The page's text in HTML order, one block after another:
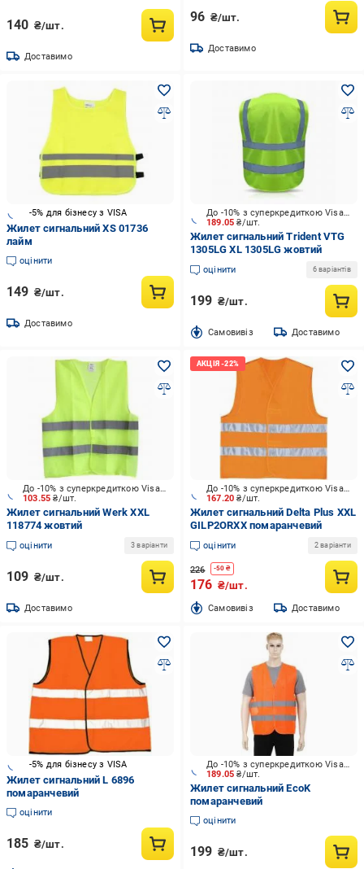
140 ₴/шт.
Доставимо
96 ₴/шт.
Доставимо
-5% для бізнесу з VISA
Жилет сигнальний XS 01736
лайм
оцінити
149 ₴/шт.
Доставимо
189.05₴/шт.
До -10% з суперкредиткою Visa Вигода
Жилет сигнальний Trident VTG
1305LG XL 1305LG жовтий
оцінити 6 варіантів
199 ₴/шт.
Cамовивіз Доставимо
103.55₴/шт.
До -10% з суперкредиткою Visa Вигода
Жилет сигнальний Werk XXL
118774 жовтий
оцінити 3 варіанти
109 ₴/шт.
Доставимо
167.20₴/шт.
До -10% з суперкредиткою Visa Вигода
Жилет сигнальний Delta Plus XXL
GILP2ORXX помаранчевий
оцінити 2 варіанти
226 -50 ₴
176 ₴/шт.
Cамовивіз Доставимо
-5% для бізнесу з VISA
Жилет сигнальний L 6896
помаранчевий
оцінити
185 ₴/шт.
189.05₴/шт.
До -10% з суперкредиткою Visa Вигода
Жилет сигнальний EcoK
помаранчевий
оцінити
199 ₴/шт.